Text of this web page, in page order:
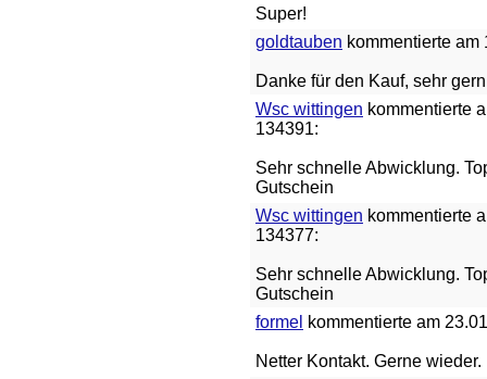
Super!
goldtauben kommentierte am
Danke für den Kauf, sehr
Wsc wittingen kommentierte
134391:
Sehr schnelle Abwicklung.
Gutschein
Wsc wittingen kommentierte
134377:
Sehr schnelle Abwicklung.
Gutschein
formel kommentierte am
Netter Kontakt. Gerne wieder.